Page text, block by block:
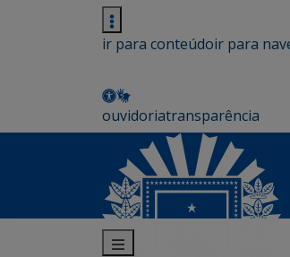
ir para conteúdoir para
ouvidoriatransparência